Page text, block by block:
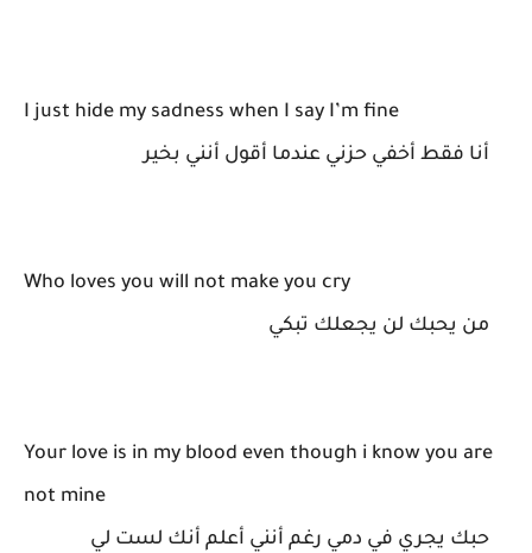
I just hide my sadness when I say I’m fine
أنا فقط أخفي حزني عندما أقول أنني بخير
Who loves you will not make you cry
من يحبك لن يجعلك تبكي
Your love is in my blood even though i know you are
not mine
حبك يجري في دمي رغم أنني أعلم أنك لست لي